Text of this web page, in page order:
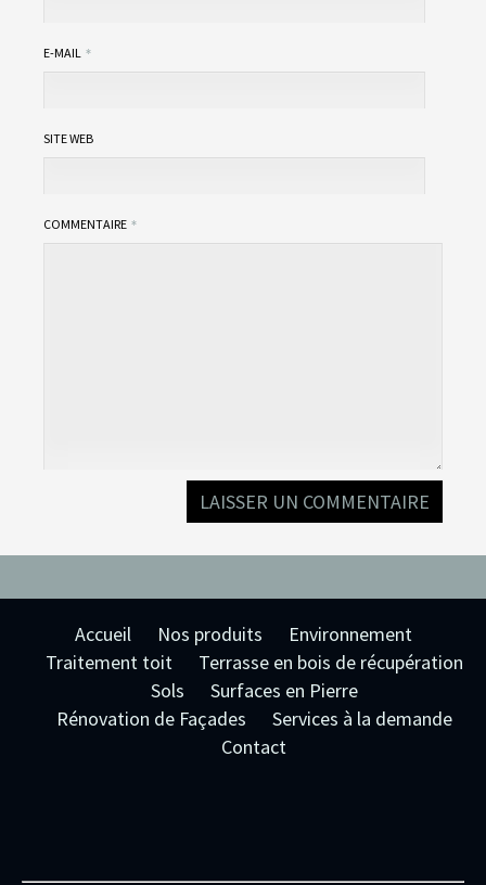
E-MAIL
SITE WEB
COMMENTAIRE
Accueil Nos produits
Environnement
Traitement toit
Terrasse en bois de récupération
Sols
Surfaces en Pierre
Rénovation de Façades
Services à la demande
Contact